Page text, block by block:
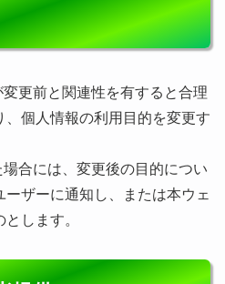
更前と関連性を有すると合理
個人情報の利用目的を変更す
合には、変更後の目的につい
ザーに通知し、または本ウェ
します。